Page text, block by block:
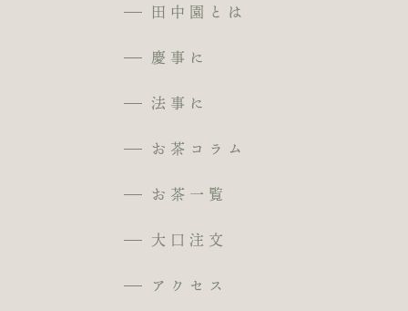
アクセス
大口注文
お茶一覧
お茶コラム
法事に
慶事に
田中園とは